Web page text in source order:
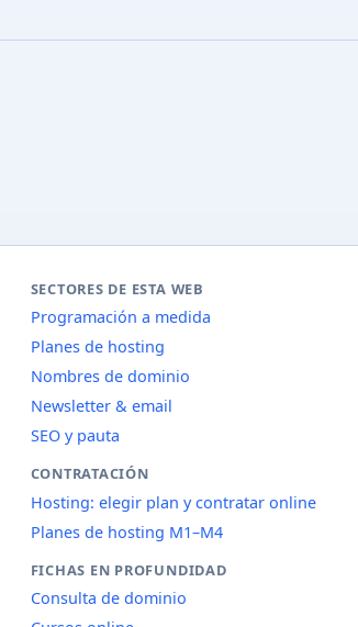
SECTORES DE ESTA WEB
Programación a medida
Planes de hosting
Nombres de dominio
Newsletter & email
SEO y pauta
CONTRATACIÓN
Hosting: elegir plan y contratar online
Planes de hosting M1–M4
FICHAS EN PROFUNDIDAD
Consulta de dominio